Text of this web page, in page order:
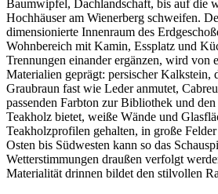
Baumwipfel, Dachlandschaft, bis auf die
Hochhäuser am Wienerberg schweifen.
dimensionierte Innenraum des
Wohnbereich mit Kamin, Essplatz und
Trennungen einander ergänzen, wird von
Materialien geprägt: persischer Kalkstein,
Graubraun fast wie Leder anmutet,
passenden Farbton zur Bibliothek und den
Teakholz bietet, weiße Wände und
Teakholzprofilen gehalten, in große
Osten bis Südwesten kann so das
Wetterstimmungen draußen verfolgt
Materialität drinnen bildet den stilvollen